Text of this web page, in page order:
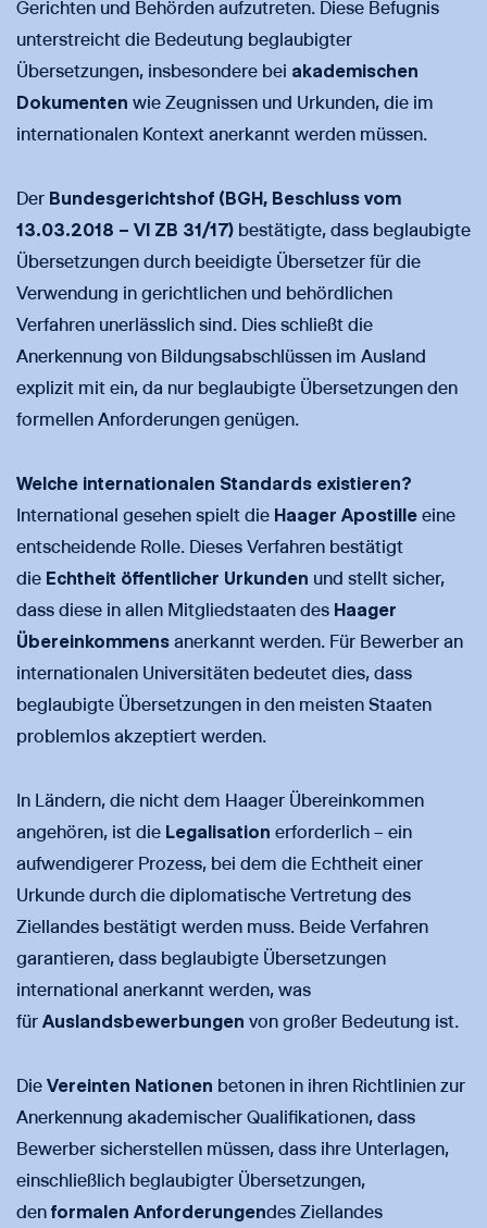
Gerichten und Behörden aufzutreten. Diese Befugnis
unterstreicht die Bedeutung beglaubigter
Übersetzungen, insbesondere bei akademischen
Dokumenten wie Zeugnissen und Urkunden, die im
internationalen Kontext anerkannt werden müssen.
Der Bundesgerichtshof (BGH, Beschluss vom
13.03.2018 – VI ZB 31/17) bestätigte, dass beglaubigte
Übersetzungen durch beeidigte Übersetzer für die
Verwendung in gerichtlichen und behördlichen
Verfahren unerlässlich sind. Dies schließt die
Anerkennung von Bildungsabschlüssen im Ausland
explizit mit ein, da nur beglaubigte Übersetzungen den
formellen Anforderungen genügen.
Welche internationalen Standards existieren?
International gesehen spielt die Haager Apostille eine
entscheidende Rolle. Dieses Verfahren bestätigt
die Echtheit öffentlicher Urkunden und stellt sicher,
dass diese in allen Mitgliedstaaten des Haager
Übereinkommens anerkannt werden. Für Bewerber an
internationalen Universitäten bedeutet dies, dass
beglaubigte Übersetzungen in den meisten Staaten
problemlos akzeptiert werden.
In Ländern, die nicht dem Haager Übereinkommen
angehören, ist die Legalisation erforderlich – ein
aufwendigerer Prozess, bei dem die Echtheit einer
Urkunde durch die diplomatische Vertretung des
Ziellandes bestätigt werden muss. Beide Verfahren
garantieren, dass beglaubigte Übersetzungen
international anerkannt werden, was
für Auslandsbewerbungen von großer Bedeutung ist.
Die Vereinten Nationen betonen in ihren Richtlinien zur
Anerkennung akademischer Qualifikationen, dass
Bewerber sicherstellen müssen, dass ihre Unterlagen,
einschließlich beglaubigter Übersetzungen,
den formalen Anforderungendes Ziellandes